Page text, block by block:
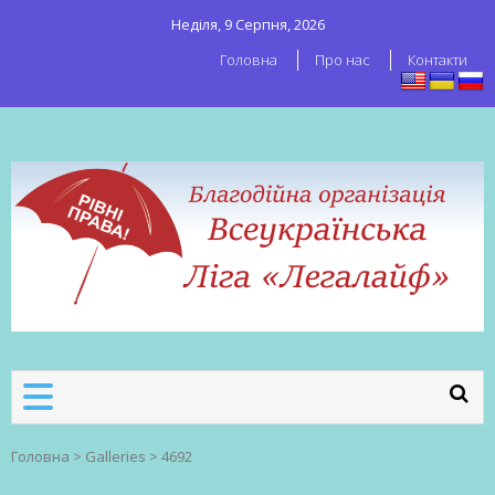
Неділя, 9 Серпня, 2026
Головна
Про нас Контакти
робітників
Головна > Galleries > 4692